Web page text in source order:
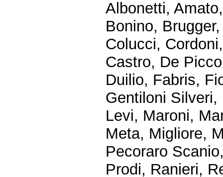
Albonetti,
Bonino,
Colucci,
Castro, De
Duilio, Fabris,
Gentiloni
Levi, Maroni,
Meta, Migliore,
Pecoraro
Prodi, Ranieri,